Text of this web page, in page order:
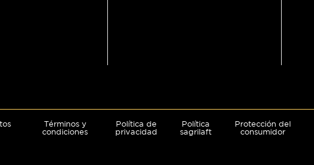
Términos y
condiciones
Política de
privacidad
Política
sagrilaft
Protección del
consumidor